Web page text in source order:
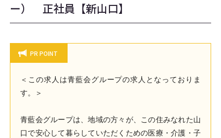
ー） 正社員【新山口】
PR POINT
＜この求人は青藍会グループの求人となっておりま
す。＞
青藍会グループは、地域の方々が、この住みなれた山
口で安心して暮らしていただくための医療・介護・子